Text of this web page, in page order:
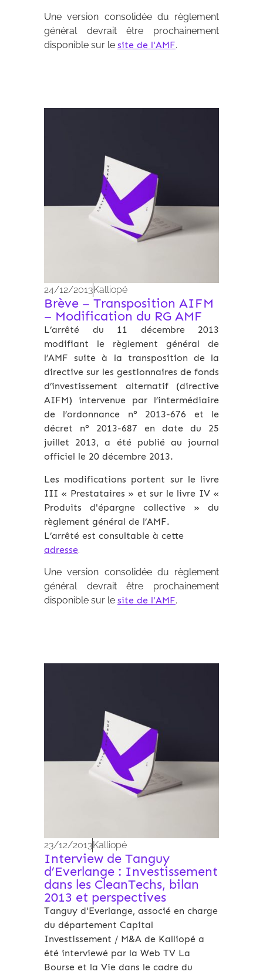
Une version consolidée du règlement
général devrait être prochainement
disponible sur le site de l'AMF.
24/12/2013Kalliopé
Brève – Transposition AIFM
– Modification du RG AMF
L’arrêté du 11 décembre 2013
modifiant le règlement général de
l’AMF suite à la transposition de la
directive sur les gestionnaires de fonds
d’investissement alternatif (directive
AIFM) intervenue par l’intermédiaire
de l’ordonnance n° 2013-676 et le
décret n° 2013-687 en date du 25
juillet 2013, a été publié au journal
officiel le 20 décembre 2013.
Les modifications portent sur le livre
III « Prestataires » et sur le livre IV «
Produits d'épargne collective » du
règlement général de l’AMF.
L’arrêté est consultable à cette
adresse.
Une version consolidée du règlement
général devrait être prochainement
disponible sur le site de l'AMF.
23/12/2013Kalliopé
Interview de Tanguy
d’Everlange : Investissement
dans les CleanTechs, bilan
2013 et perspectives
Tanguy d'Everlange, associé en charge
du département Capital
Investissement / M&A de Kalliopé a
été interviewé par la Web TV La
Bourse et la Vie dans le cadre du